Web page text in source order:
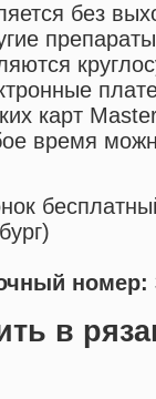
без
карт
время
номер:
в